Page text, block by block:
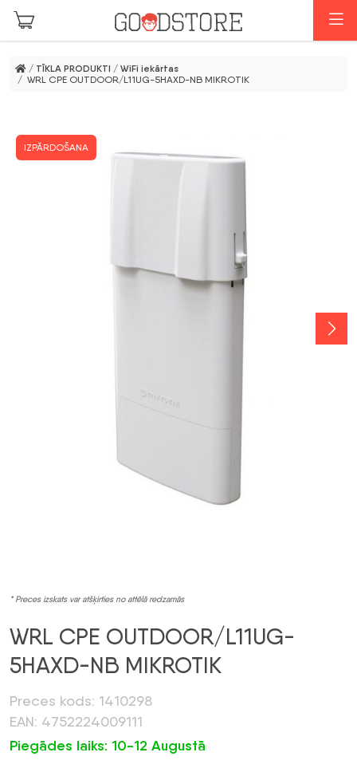
Skip to main content
/ TĪKLA PRODUKTI / WiFi iekārtas
/ WRL CPE OUTDOOR/L11UG-5HAXD-NB MIKROTIK
IZPĀRDOŠANA
* Preces izskats var atšķirties no attēlā redzamās
WRL CPE OUTDOOR/L11UG-
5HAXD-NB MIKROTIK
Preces kods: 1410298
EAN: 4752224009111
Piegādes laiks: 10-12 Augustā